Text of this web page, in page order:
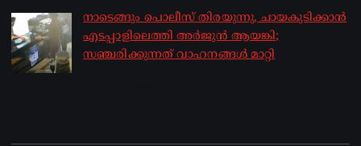
നാടെങ്ങും പൊലീസ് തിരയുന്നു, ചായകുടിക്കാൻ
എടപ്പാളിലെത്തി അർജുൻ ആയങ്കി;
സഞ്ചരിക്കുന്നത് വാഹനങ്ങൾ മാറ്റി